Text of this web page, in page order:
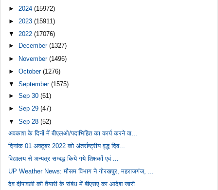
► 2024(15972)
►2023(15911)
▼2022(17076)
►
December(1327)
► November(1496)
►October(1276)
▼September(1575)
►Sep 30(61)
►Sep 29(47)
▼Sep 28(52)
अवकाश के दिनों में बीएलओ/पदाभिहित का कार्य करने वा...
दिनांक 01 अक्टूबर 2022 को अंतर्राष्ट्रीय वृद्ध दिव...
विद्यालय से अन्यत्र सम्बद्ध किये गये शिक्षकों एवं ...
UP Weather News: मौसम विभाग ने गोरखपुर, महराजगंज, ...
देव दीपावली की तैयारी के संबंध में बीएसए का आदेश जारी